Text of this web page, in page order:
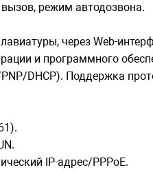
режим автодозвона.
через Web-
и программного
DHCP). Поддержка
IP-адрес/PPPoE.